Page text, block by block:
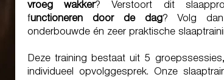
vroeg wakker? Verstoort dit
functioneren door de dag?
Volg
onderbouwde én zeer praktische
Deze training bestaat uit 5
individueel opvolggesprek. Onze